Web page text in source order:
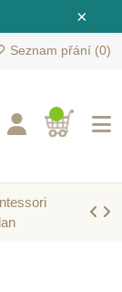
×
Seznam přání (0)